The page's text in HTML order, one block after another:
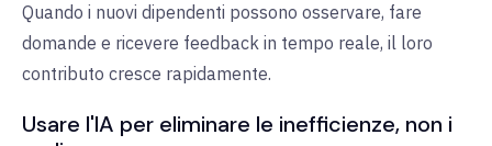
Quando i nuovi dipendenti possono osservare, fare
domande e ricevere feedback in tempo reale, il loro
contributo cresce rapidamente.
Usare l'IA per eliminare le inefficienze, non i